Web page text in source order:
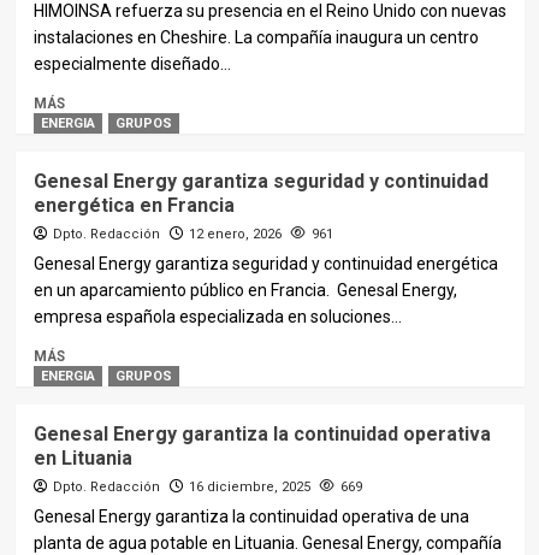
HIMOINSA refuerza su presencia en el Reino Unido con nuevas
instalaciones en Cheshire. La compañía inaugura un centro
especialmente diseñado...
MÁS
ENERGIA GRUPOS
Genesal Energy garantiza seguridad y continuidad
energética en Francia
Dpto. Redacción 12 enero, 2026 961
Genesal Energy garantiza seguridad y continuidad energética
en un aparcamiento público en Francia. Genesal Energy,
empresa española especializada en soluciones...
MÁS
ENERGIA GRUPOS
Genesal Energy garantiza la continuidad operativa
en Lituania
Dpto. Redacción 16 diciembre, 2025 669
Genesal Energy garantiza la continuidad operativa de una
planta de agua potable en Lituania. Genesal Energy, compañía